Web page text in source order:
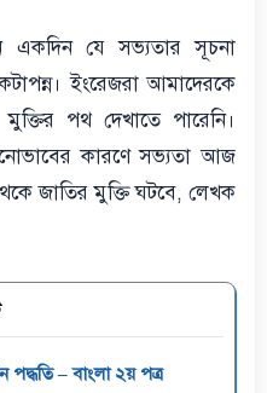
একদিন যে সভ্যতার সূচনা
ইংরেজরা আমাদেরকে
পথ দেখাতে পারেনি।
কারণে সভ্যতা আজ
জাতির মুক্তি ঘটবে, লেখক
পদ্ধতি – বাংলা ২য় পত্র